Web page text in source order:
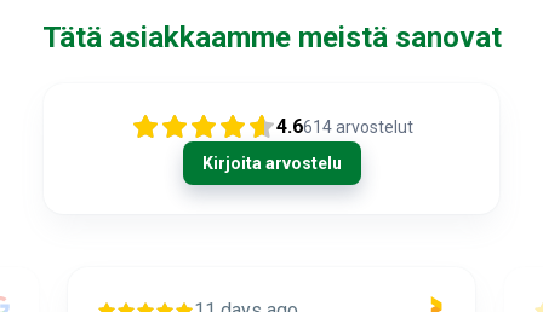
Tätä asiakkaamme meistä sanovat
4.6614 arvostelut
Kirjoita arvostelu